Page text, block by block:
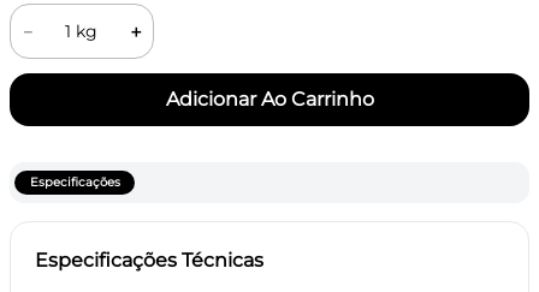
＋
－
Especificações
Especificações Técnicas